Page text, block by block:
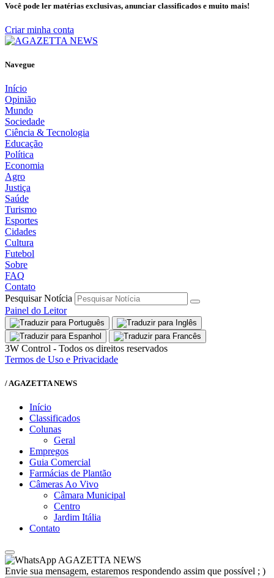
Você pode ler matérias exclusivas, anunciar classificados e muito mais!
Criar minha conta
Navegue
Início
Opinião
Mundo
Sociedade
Ciência & Tecnologia
Educação
Política
Economia
Agro
Justiça
Saúde
Turismo
Esportes
Cidades
Cultura
Futebol
Sobre
FAQ
Contato
Pesquisar Notícia
Painel do Leitor
3W Control - Todos os direitos reservados
Termos de Uso e Privacidade
/ AGAZETTA NEWS
Início
Classificados
Colunas
Geral
Empregos
Guia Comercial
Farmácias de Plantão
Câmeras Ao Vivo
Câmara Municipal
Centro
Jardim Itália
Contato
AGAZETTA NEWS
Envie sua mensagem, estaremos respondendo assim que possível ; )